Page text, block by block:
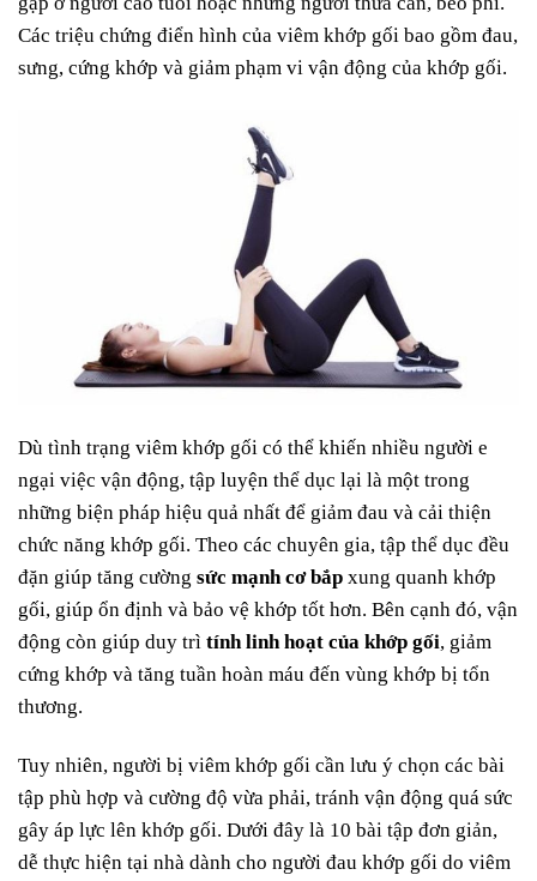
Các triệu chứng điển hình của viêm khớp gối bao gồm đau,
sưng, cứng khớp và giảm phạm vi vận động của khớp gối.
Dù tình trạng viêm khớp gối có thể khiến nhiều người e
ngại việc vận động, tập luyện thể dục lại là một trong
những biện pháp hiệu quả nhất để giảm đau và cải thiện
chức năng khớp gối. Theo các chuyên gia, tập thể dục đều
đặn giúp tăng cường sức mạnh cơ bắp xung quanh khớp
gối, giúp ổn định và bảo vệ khớp tốt hơn. Bên cạnh đó, vận
động còn giúp duy trì tính linh hoạt của khớp gối, giảm
cứng khớp và tăng tuần hoàn máu đến vùng khớp bị tổn
thương.
Tuy nhiên, người bị viêm khớp gối cần lưu ý chọn các bài
tập phù hợp và cường độ vừa phải, tránh vận động quá sức
gây áp lực lên khớp gối. Dưới đây là 10 bài tập đơn giản,
dễ thực hiện tại nhà dành cho người đau khớp gối do viêm